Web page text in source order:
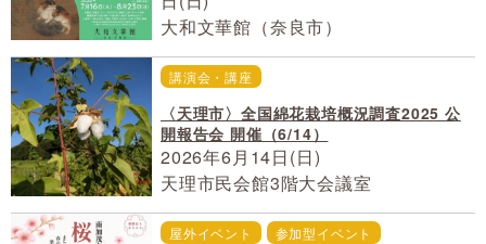
大和文華館（奈良市）
講演会・講座
〈天理市〉全国綿花栽培概況調査2025 公
開報告会 開催（6/14）
2026年6月14日(日)
天理市民会館3階大会議室
屋外イベント
参加型イベント